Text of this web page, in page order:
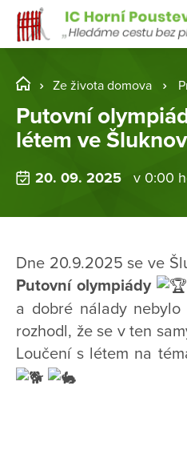
Ze života domova
Putovní
létem ve
20. 09. 2025 v 0:00
Dne 20.9.2025 se ve
Putovní olympiády
a dobré nálady
rozhodl, že se v ten
Loučení s létem na